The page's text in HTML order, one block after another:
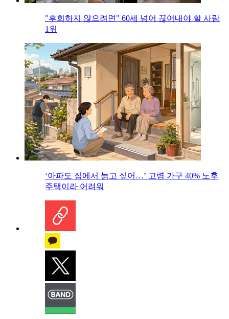
"후회하지 않으려면" 60세 넘어 끊어내야 할 사람
1위
‘아파도 집에서 늙고 싶어…’ 고령 가구 40% 노후
주택이라 어려워